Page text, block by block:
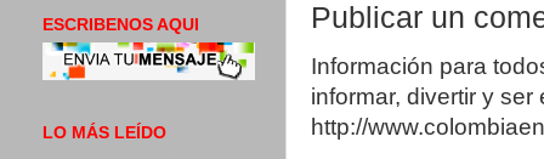
Publicar un
Información para
informar, divertir y
http://
ESCRIBENOS AQUI
LO MÁS LEÍDO